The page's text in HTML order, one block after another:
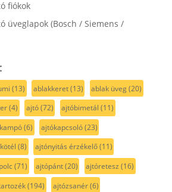
fiókok
üveglapok (Bosch / Siemens /
(13) ablakkeret(13) ablak üveg(20)
(4) ajtó(72) ajtóbimetál (11)
(6) ajtókapcsoló(23)
(8) ajtónyitás érzékelő(11)
(71) ajtópánt(20) ajtóretesz (16)
(194) ajtózsanér(6)